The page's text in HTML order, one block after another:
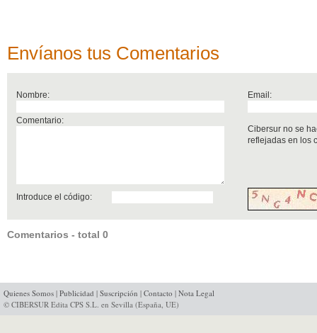
Envíanos tus Comentarios
Nombre: Email:
Comentario:
Cibersur no se
reflejadas en los
Introduce el código:
Comentarios - total 0
Quienes Somos | Publicidad | Suscripción | Contacto | Nota Legal
© CIBERSUR Edita CPS S.L. en Sevilla (España, UE)